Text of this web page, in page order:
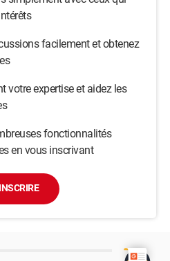
facilement et obtenez
votre expertise et aidez les
fonctionnalités
en vous inscrivant